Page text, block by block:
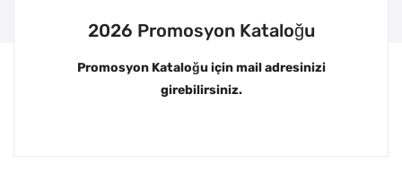
2026 Promosyon Kataloğu
Promosyon Kataloğu için mail adresinizi
girebilirsiniz.